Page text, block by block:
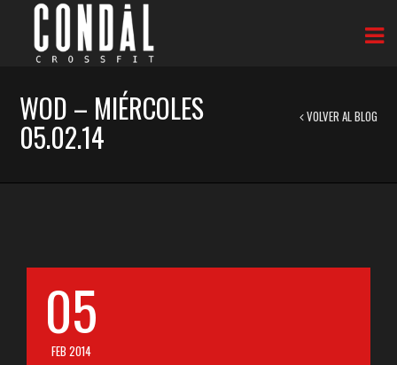
WOD – MIÉRCOLES
05.02.14
VOLVER AL BLOG
05
FEB 2014